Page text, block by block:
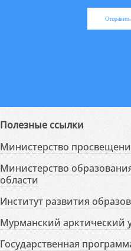
Полезные ссылки
Министерство
Министерство
области
Институт развития
Мурманский арктический
Государственная